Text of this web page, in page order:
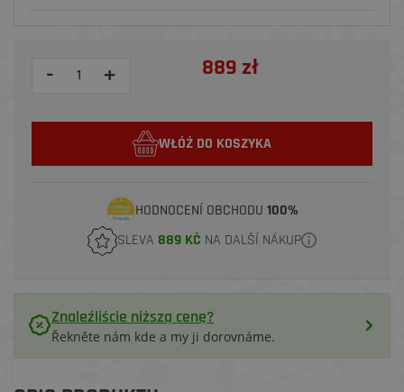
- + 889 zł
WŁÓŻ DO KOSZYKA
HODNOCENÍ OBCHODU 100%
SLEVA 889 KČ NA DALŠÍ NÁKUP
Znaleźliście niższą cenę?
Řekněte nám kde a my ji dorovnáme.